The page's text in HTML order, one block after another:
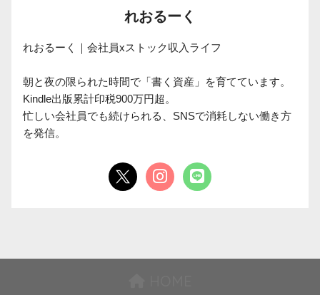
れおるーく
れおるーく｜会社員xストック収入ライフ
朝と夜の限られた時間で「書く資産」を育てています。
Kindle出版累計印税900万円超。
忙しい会社員でも続けられる、SNSで消耗しない働き方
を発信。